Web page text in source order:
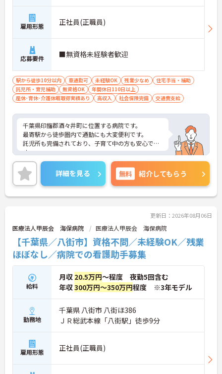
雇用形態 正社員(正職員)
応募要件 ■無資格未経験者歓迎
駅から徒歩10分以内 車通勤可 未経験OK 残業少なめ
住宅手当・補助
託児所・育児補助
無資格OK
年間休日110日以上
産休･育休･介護休暇取得実績あり
高収入 社会保険完備 交通費支給
千葉県印旛郡酒々井町に位置する病院です。
最寄駅から徒歩圏内で通勤にも大変便利です。
託児所も完備されており、子育て中の方も安心で
す。
ご興味ある方には、面接対策ポイントなど、さらに
詳細をお話しいたしますのでお気軽にご相談くださ
い！
詳細を見る 無料 紹介してもらう
更新日：2026年08月06日
医療法人甲辰会 海保病院 医療法人甲辰会 海保病院
【千葉県／八街市】資格不問／未経験OK／残業
ほぼなし／病院での看護助手募集
給料
月収 20.5万円～程度 夜勤5回含む
年収300万円～350万円程度 ※3年モデル
勤務地
千葉県 八街市 八街ほ386
ＪＲ総武本線「八街駅」徒歩9分
雇用形態 正社員(正職員)